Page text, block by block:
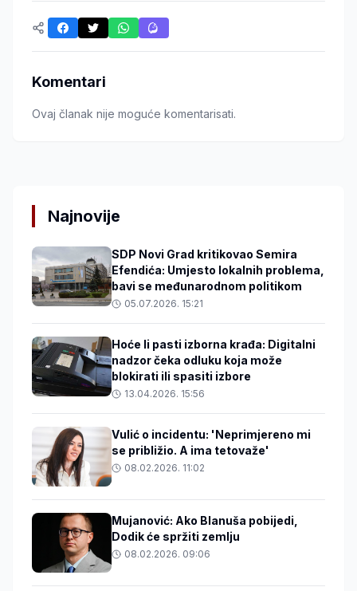
Komentari
Ovaj članak nije moguće komentarisati.
Najnovije
SDP Novi Grad kritikovao Semira
Efendića: Umjesto lokalnih problema,
bavi se međunarodnom politikom
05.07.2026. 15:21
Hoće li pasti izborna krađa: Digitalni
nadzor čeka odluku koja može
blokirati ili spasiti izbore
13.04.2026. 15:56
Vulić o incidentu: 'Neprimjereno mi
se približio. A ima tetovaže'
08.02.2026. 11:02
Mujanović: Ako Blanuša pobijedi,
Dodik će spržiti zemlju
08.02.2026. 09:06